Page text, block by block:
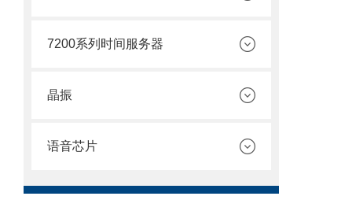
7200系列时间服务器
晶振
语音芯片